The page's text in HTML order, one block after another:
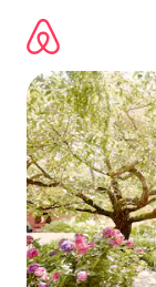
directement
contenu